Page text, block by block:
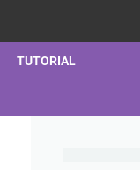
TUTORIAL